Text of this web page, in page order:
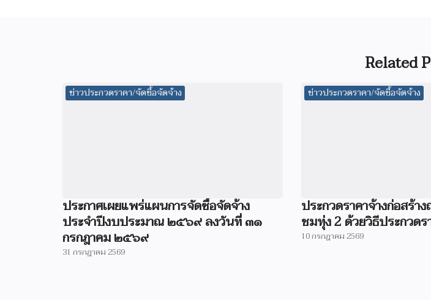
Related
ข่าวประกวดราคา/จัดซื้อจัดจ้าง
ประกาศเผยแพร่แผนการจัดซื้อจัดจ้าง
ประจำปีงบประมาณ ๒๕๖๙ ลงวันที่ ๓๑
กรกฎาคม ๒๕๖๙
31 กรกฎาคม 2569
ข่าวประกวดราคา/จัดซื้อจัดจ้าง
ประกวดราคาจ้างก่อสร้า
ชมทุ่ง 2 ด้วยวิธีประกวด
10 กรกฎาคม 2569